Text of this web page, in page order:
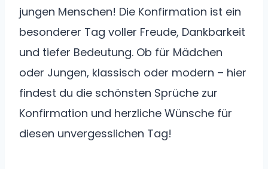
jungen Menschen! Die Konfirmation ist ein
besonderer Tag voller Freude, Dankbarkeit
und tiefer Bedeutung. Ob für Mädchen
oder Jungen, klassisch oder modern – hier
findest du die schönsten Sprüche zur
Konfirmation und herzliche Wünsche für
diesen unvergesslichen Tag!